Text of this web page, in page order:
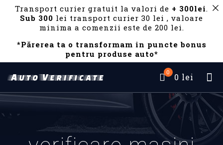
Transport curier gratuit la valori de + 300lei.
Sub 300 lei transport curier 30 lei , valoare
minima a comenzii este de 200 lei.
*Părerea ta o transformam in puncte bonus
pentru produse auto*
0 0 lei